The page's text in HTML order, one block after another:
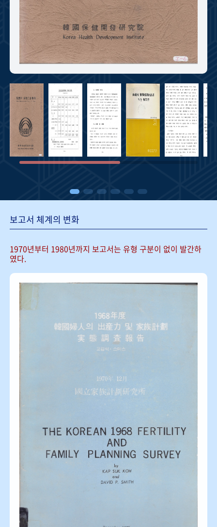
보고서 체계의 변화
1970년부터 1980년까지 보고서는 유형 구분이 없이 발간하
였다.